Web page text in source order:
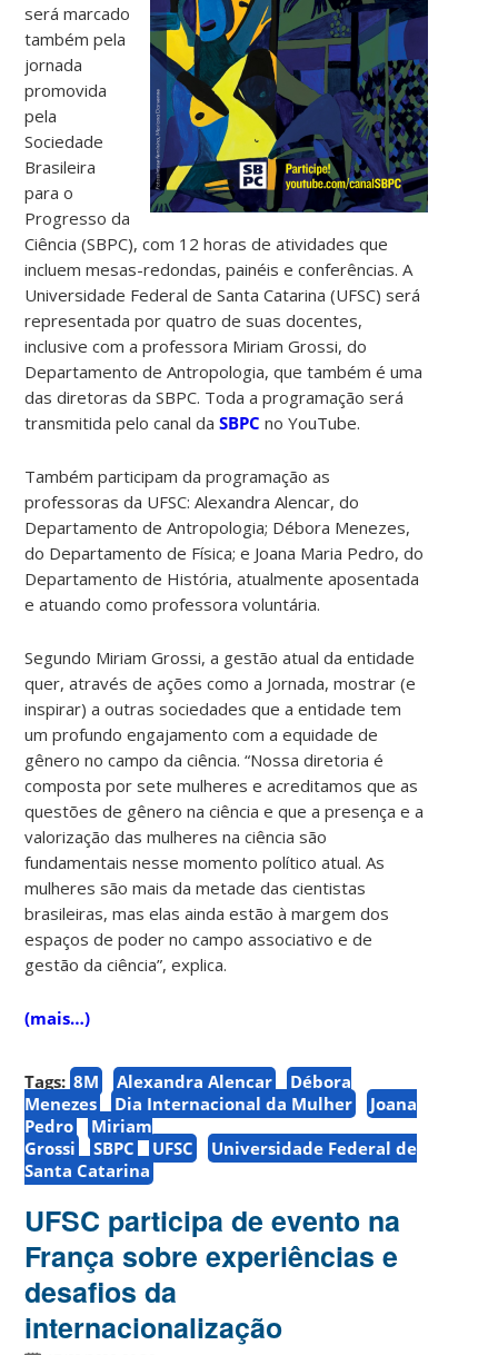
será marcado
também pela
jornada
promovida
pela
Sociedade
Brasileira
para o
Progresso da
Ciência (SBPC), com 12 horas de atividades que
incluem mesas-redondas, painéis e conferências. A
Universidade Federal de Santa Catarina (UFSC) será
representada por quatro de suas docentes,
inclusive com a professora Miriam Grossi, do
Departamento de Antropologia, que também é uma
das diretoras da SBPC. Toda a programação será
transmitida pelo canal daSBPC no YouTube.
Também participam da programação as
professoras da UFSC: Alexandra Alencar, do
Departamento de Antropologia; Débora Menezes,
do Departamento de Física; e Joana Maria Pedro, do
Departamento de História, atualmente aposentada
e atuando como professora voluntária.
Segundo Miriam Grossi, a gestão atual da entidade
quer, através de ações como a Jornada, mostrar (e
inspirar) a outras sociedades que a entidade tem
um profundo engajamento com a equidade de
gênero no campo da ciência. “Nossa diretoria é
composta por sete mulheres e acreditamos que as
questões de gênero na ciência e que a presença e a
valorização das mulheres na ciência são
fundamentais nesse momento político atual. As
mulheres são mais da metade das cientistas
brasileiras, mas elas ainda estão à margem dos
espaços de poder no campo associativo e de
gestão da ciência”, explica.
(mais…)
Tags: 8M Alexandra Alencar
Débora
Menezes
Dia Internacional da Mulher
Joana
Pedro
Miriam
Grossi
SBPC UFSC
Universidade Federal de
Santa Catarina
UFSC participa de evento na
França sobre experiências e
desafios da
internacionalização